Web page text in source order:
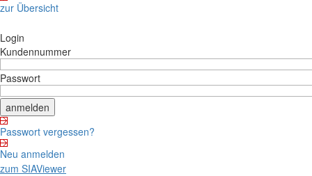
zur Übersicht
Login
Kundennummer
Passwort
Passwort vergessen?
Neu anmelden
zum SIAViewer